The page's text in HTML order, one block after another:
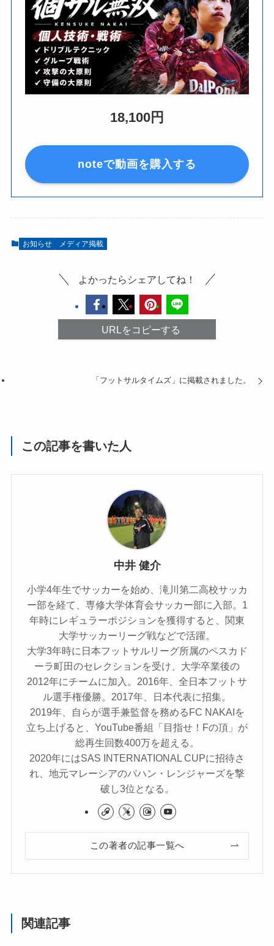
18,100円
noteで動画を購入する
お知らせ メディア掲載
よかったらシェアしてね！
URLをコピーする
「フットサルタイムズ」に掲載されました。
この記事を書いた人
中井 健介
小学4年生でサッカーを始め、滝川第二高校サッカ
ー部を経て、専修大学体育会サッカー部に入部。1
年時にレギュラーポジションを獲得すると、関東
大学サッカーリーグ戦などで活躍。
大学3年時に日本フットサルリーグ所属のペスカド
ーラ町田のセレクションを受け、大学卒業後の
2012年にチームに加入。2016年、全日本フットサ
ル選手権優勝。2017年、日本代表に招集。
2019年、自らが選手兼監督を務めるFC NAKAIを
立ち上げると、YouTube番組「目指せ！Fの頂」が
総再生回数400万を超える。
2020年にはSAS INTERNATIONAL CUPに招待さ
れ、地元マレーシアのパハン・レンジャーズを撃
破し3位となる。
この著者の記事一覧へ
関連記事